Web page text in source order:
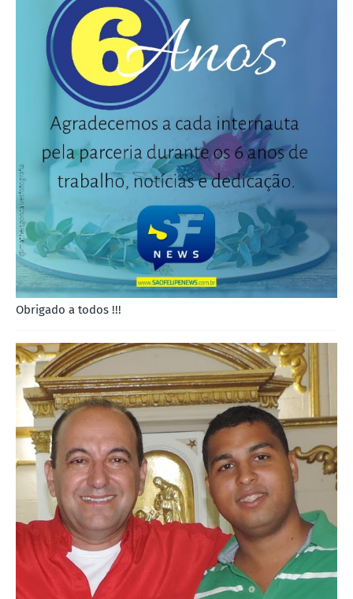
Obrigado a todos !!!